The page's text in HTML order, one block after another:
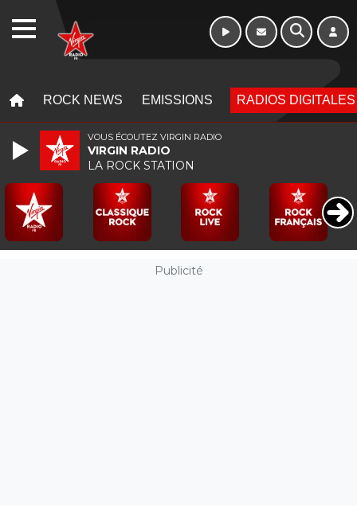
ROCK NEWS EMISSIONS RADIOS DIGITALES
Publicité
VOUS ÉCOUTEZ VIRGIN RADIO
VIRGIN RADIO
LA ROCK STATION
WEBRADIO Morning - 6h à 10h